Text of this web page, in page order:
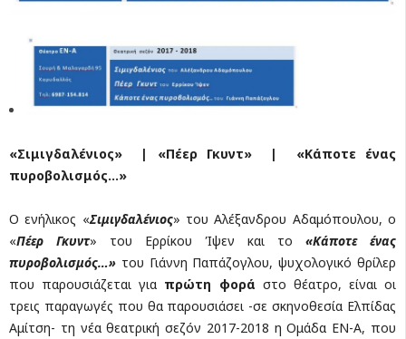
«Σιμιγδαλένιος» | «Πέερ Γκυντ» | «Κάποτε ένας
πυροβολισμός…»
Ο ενήλικος «Σιμιγδαλένιος» του Αλέξανδρου Αδαμόπουλου, ο
«Πέερ Γκυντ» του Ερρίκου Ίψεν και το «Κάποτε ένας
πυροβολισμός…» του Γιάννη Παπάζογλου, ψυχολογικό θρίλερ
που παρουσιάζεται για πρώτη φορά στο θέατρο, είναι οι
τρεις παραγωγές που θα παρουσιάσει -σε σκηνοθεσία Ελπίδας
Αμίτση- τη νέα θεατρική σεζόν 2017-2018 η Ομάδα ΕΝ-Α, που